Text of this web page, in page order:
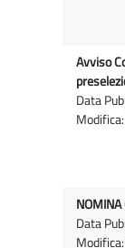
Avviso
Data
NOMINA
Data